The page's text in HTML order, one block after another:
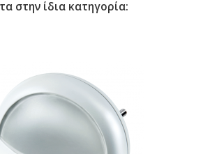
στην ίδια κατηγορία: